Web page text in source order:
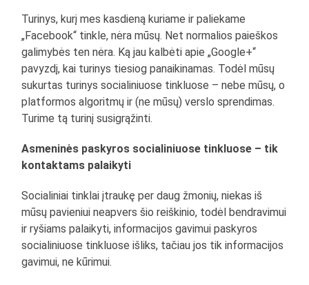
Turinys, kurį mes kasdieną kuriame ir paliekame
„Facebook“ tinkle, nėra mūsų. Net normalios paieškos
galimybės ten nėra. Ką jau kalbėti apie „Google+“
pavyzdį, kai turinys tiesiog panaikinamas. Todėl mūsų
sukurtas turinys socialiniuose tinkluose – nebe mūsų, o
platformos algoritmų ir (ne mūsų) verslo sprendimas.
Turime tą turinį susigrąžinti.
Asmeninės paskyros socialiniuose tinkluose – tik
kontaktams palaikyti
Socialiniai tinklai įtraukę per daug žmonių, niekas iš
mūsų pavieniui neapvers šio reiškinio, todėl bendravimui
ir ryšiams palaikyti, informacijos gavimui paskyros
socialiniuose tinkluose išliks, tačiau jos tik informacijos
gavimui, ne kūrimui.